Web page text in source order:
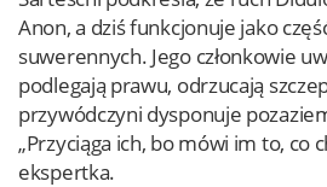
Anon, a dziś funkcjonuje jako
suwerennych. Jego członkowie
podlegają prawu, odrzucają
przywódczyni dysponuje
„Przyciąga ich, bo mówi im to, co
ekspertka.